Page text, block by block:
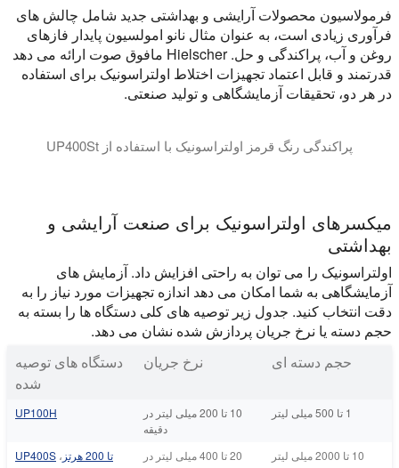
فرمولاسیون محصولات آرایشی و بهداشتی جدید شامل چالش های
فرآوری زیادی است، به عنوان مثال نانو امولسیون پایدار فازهای
روغن و آب، پراکندگی و حل. Hielscher مافوق صوت ارائه می دهد
قدرتمند و قابل اعتماد تجهیزات اختلاط اولتراسونیک برای استفاده
در هر دو، تحقیقات آزمایشگاهی و تولید صنعتی.
پراکندگی رنگ قرمز اولتراسونیک با استفاده از UP400St
میکسرهای اولتراسونیک برای صنعت آرایشی و
بهداشتی
اولتراسونیک را می توان به راحتی افزایش داد. آزمایش های
آزمایشگاهی به شما امکان می دهد اندازه تجهیزات مورد نیاز را به
دقت انتخاب کنید. جدول زیر توصیه های کلی دستگاه ها را بسته به
حجم دسته یا نرخ جریان پردازش شده نشان می دهد.
حجم دسته ای
نرخ جریان
دستگاه های توصیه
شده
1 تا 500 میلی لیتر
10 تا 200 میلی لیتر در
دقیقه
UP100H
10 تا 2000 میلی لیتر
20 تا 400 میلی لیتر در
تا 200 هرتز ، UP400S